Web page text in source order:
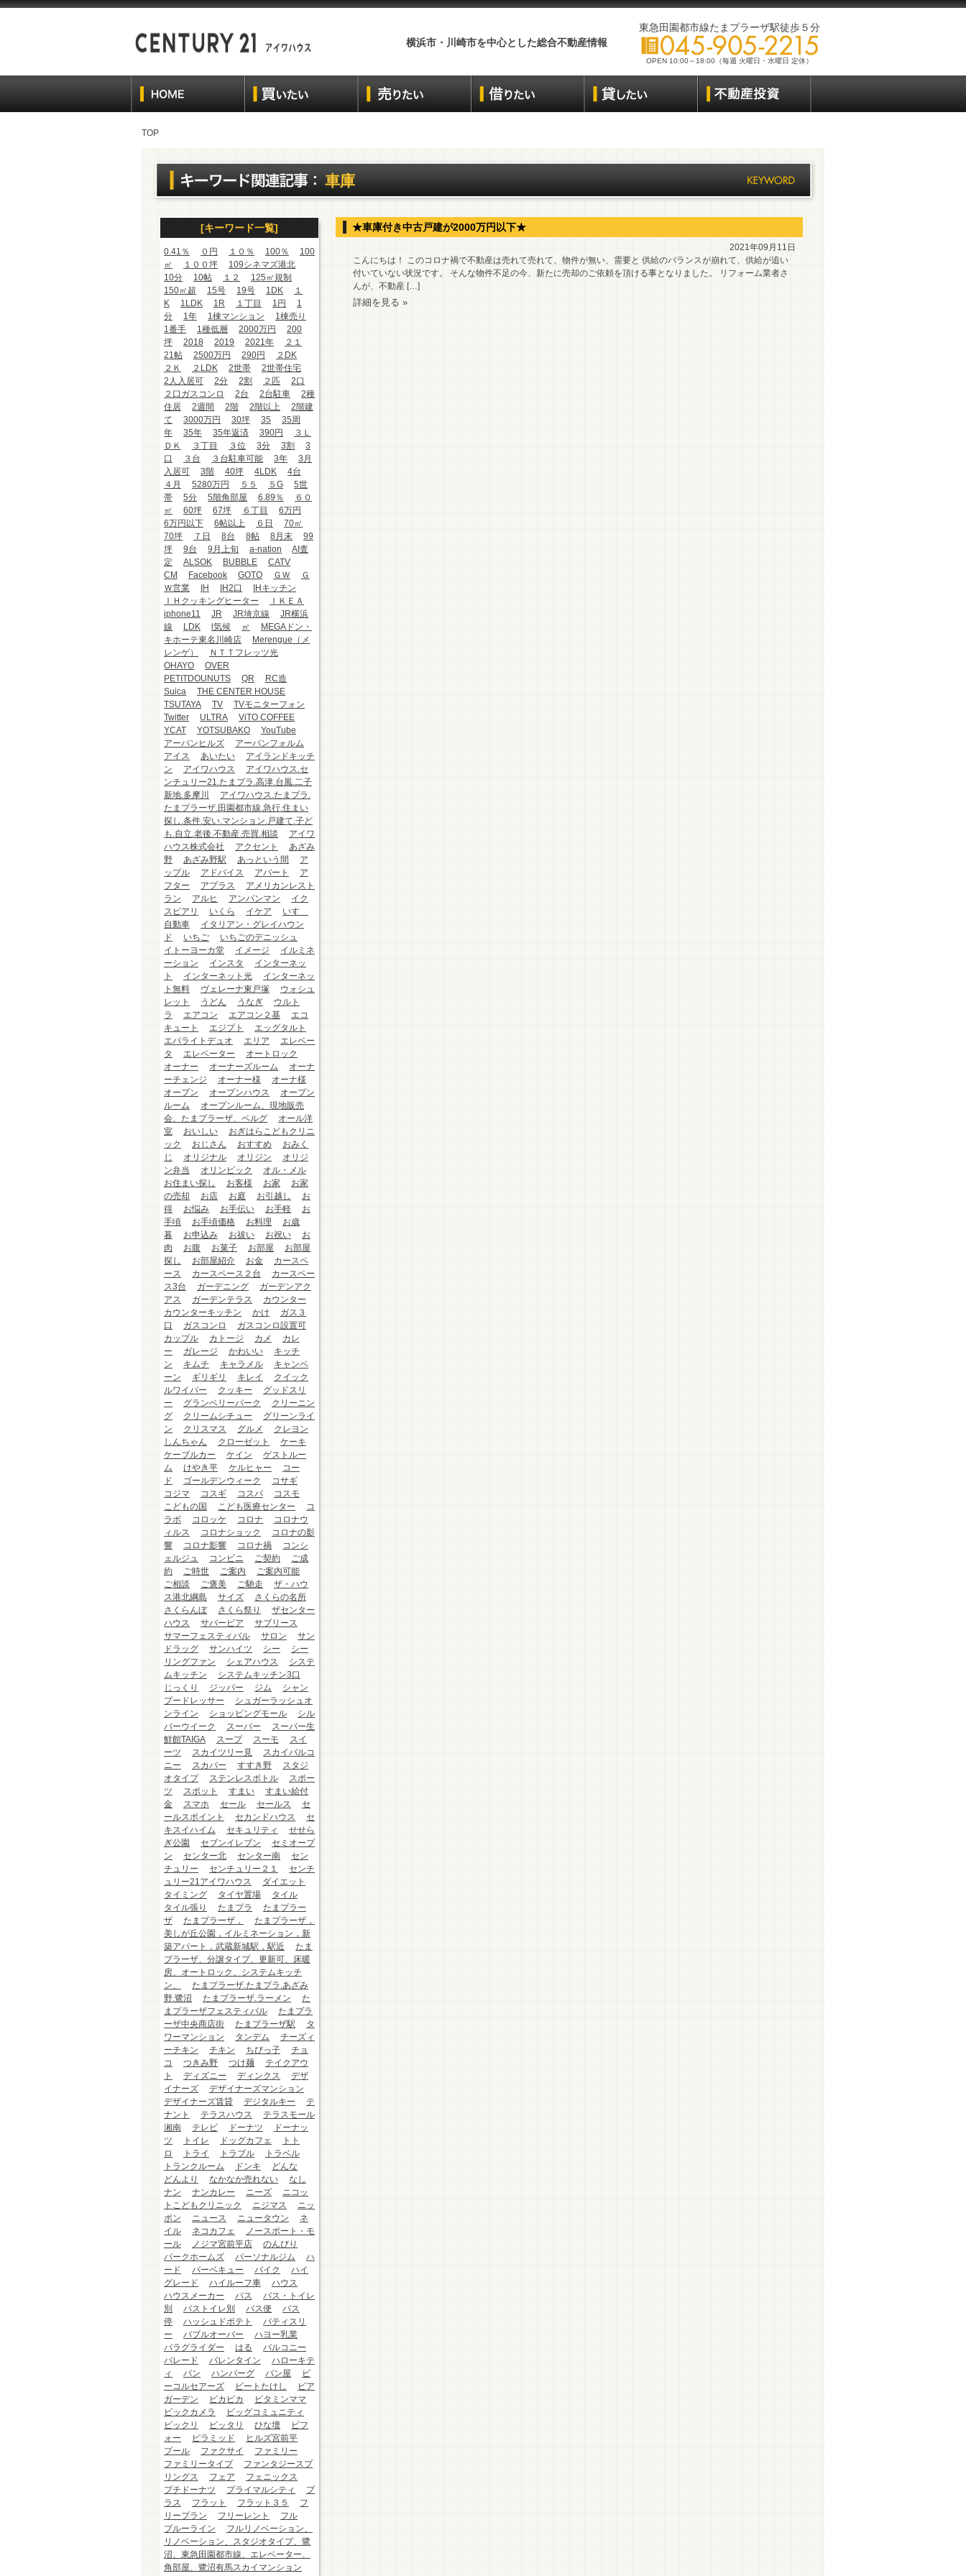
横浜市・川崎市を中心とした総合不動産情報
東急田園都市線たまプラーザ駅徒歩５分
OPEN 10:00～18:00（毎週 火曜日・水曜日 定休）
TOP
車庫
[キーワード一覧]
0.41％ ０円 １０％ 100％
100
㎡
１００坪
109シネマズ港北
10分
10帖 １２
125㎡規制
150㎡超
15号 19号 1DK
１
K
1LDK 1R １丁目 1円
1
分
1年 1棟マンション
1棟売り
1番手
1種低層 2000万円
200
坪
2018 2019 2021年
２１
21帖
2500万円 290円
２DK
２Ｋ
２LDK 2世帯
2世帯住宅
2人入居可
2分 2割 ２匹
2口
２口ガスコンロ
2台 2台駐車
2種
住居
2週間 2階 2階以上
2階建
て
3000万円 30坪 35
35周
年
35年 35年返済 390円
３Ｌ
ＤＫ
３丁目 ３位 3分 3割
3
口
３台 ３台駐車可能 3年
3月
入居可
3階 40坪 4LDK
4台
４月
5280万円 ５５ ５G
5世
帯
5分 5階角部屋 6.89％
６０
㎡
60坪 67坪 ６丁目
6万円
6万円以下
6帖以上 ６日
70㎡
70坪
７日 8台 8帖 8月末
99
坪
9台 9月上旬 a-nation
AI査
定
ALSOK BUBBLE
CATV
CM
Facebook GOTO ＧＷ
Ｇ
Ｗ営業
IH IH2口
IHキッチン
ＩＨクッキングヒーター
ＩＫＥＡ
iphone11
JR JR埼京線
JR横浜
線
LDK l気候 ㎡
MEGAドン・
キホーテ東名川崎店
Merengue（メ
レンゲ）
ＮＴＴフレッツ光
OHAYO
OVER
PETITDOUNUTS
QR
RC造
Suica
THE CENTER HOUSE
TSUTAYA
TV
TVモニターフォン
Twitter
ULTRA
ViTO COFFEE
YCAT
YOTSUBAKO
YouTube
アーバンヒルズ
アーバンフォルム
アイス
あいたい
アイランドキッチ
ン
アイワハウス
アイワハウス.セ
ンチュリー21.たまプラ.高津.台風.二子
新地.多摩川
アイワハウス.たまプラ.
たまプラーザ.田園都市線.急行.住まい
探し.条件.安い.マンション.戸建て.子ど
も.自立.老後.不動産.売買.相談
アイワ
ハウス株式会社
アクセント
あざみ
野
あざみ野駅 あっという間
ア
ップル
アドバイス アパート
ア
フター
アプラス
アメリカンレスト
ラン
アルヒ アンパンマン
イク
スピアリ
いくら イケア
いすゞ
自動車
イタリアン・グレイハウン
ド
いちご
いちごのデニッシュ
イトーヨーカ堂
イメージ
イルミネ
ーション
インスタ
インターネッ
ト
インターネット光
インターネッ
ト無料
ヴェレーナ東戸塚
ウォシュ
レット
うどん うなぎ
ウルト
ラ
エアコン エアコン２基
エコ
キュート
エジプト
エッグタルト
エバライトデュオ
エリア
エレベー
タ
エレベーター
オートロック
オーナー
オーナーズルーム
オーナ
ーチェンジ
オーナー様
オーナ様
オープン
オープンハウス
オープン
ルーム
オープンルーム、現地販売
会、たまプラーザ、ベルグ
オール洋
室
おいしい
おぎはらこどもクリニ
ック
おじさん おすすめ
おみく
じ
オリジナル オリジン
オリジ
ン弁当
オリンピック
オル・メル
お住まい探し
お客様 お家
お家
の売却
お店 お庭 お引越し
お
得
お悩み お手伝い お手軽
お
手頃
お手頃価格 お料理
お歳
暮
お申込み お祓い お祝い
お
肉
お腹 お菓子 お部屋
お部屋
探し
お部屋紹介 お金
カースペ
ース
カースペース２台
カースペー
ス3台
ガーデニング
ガーデンアク
アス
ガーデンテラス
カウンター
カウンターキッチン
かけ
ガス３
口
ガスコンロ
ガスコンロ設置可
カップル
カトージ カメ
カレ
ー
ガレージ かわいい
キッチ
ン
キムチ キャラメル
キャンペ
ーン
ギリギリ キレイ
クイック
ルワイパー
クッキー
グッドスリ
ー
グランベリーパーク
クリーニン
グ
クリームシチュー
グリーンライ
ン
クリスマス グルメ
クレヨン
しんちゃん
クローゼット
ケーキ
ケーブルカー
ケイン
ゲストルー
ム
けやき平 ケルヒャー
コー
ド
ゴールデンウィーク
コサギ
コジマ
コスギ コスパ
コスモ
こどもの国
こども医療センター
コ
ラボ
コロッケ コロナ
コロナウ
ィルス
コロナショック
コロナの影
響
コロナ影響 コロナ禍
コンシ
ェルジュ
コンビニ ご契約
ご成
約
ご時世 ご案内
ご案内可能
ご相談
ご褒美 ご馳走
ザ・ハウ
ス港北綱島
サイズ
さくらの名所
さくらんぼ
さくら祭り
ザセンター
ハウス
サバービア
サブリース
サマーフェスティバル
サロン
サン
ドラッグ
サンハイツ シー
シー
リングファン
シェアハウス
システ
ムキッチン
システムキッチン3口
じっくり
ジッパー ジム
シャン
プードレッサー
シュガーラッシュオ
ンライン
ショッピングモール
シル
バーウイーク
スーパー
スーパー生
鮮館TAIGA
スープ スーモ
スイ
ーツ
スカイツリー見
スカイバルコ
ニー
スカパー すすき野
スタジ
オタイプ
ステンレスボトル
スポー
ツ
スポット すまい
すまい給付
金
スマホ セール セールス
セ
ールスポイント
セカンドハウス
セ
キスイハイム
セキュリティ
せせら
ぎ公園
セブンイレブン
セミオープ
ン
センター北 センター南
セン
チュリー
センチュリー２１
センチ
ュリー21アイワハウス
ダイエット
タイミング
タイヤ置場
タイル
タイル張り
たまプラ
たまプラー
ザ
たまプラーザ，
たまプラーザ，
美しが丘公園，イルミネーション，新
築アパート，武蔵新城駅，駅近
たま
プラーザ、分譲タイプ、更新可、床暖
房、オートロック、システムキッチ
ン、
たまプラーザ.たまプラ.あざみ
野.鷺沼
たまプラーザ.ラーメン
た
まプラーザフェスティバル
たまプラ
ーザ中央商店街
たまプラーザ駅
タ
ワーマンション
タンデム
チーズィ
ーチキン
チキン ちびっ子
チョ
コ
つきみ野 つけ麺
テイクアウ
ト
ディズニー ディンクス
デザ
イナーズ
デザイナーズマンション
デザイナーズ賃貸
デジタルキー
テ
ナント
テラスハウス
テラスモール
湘南
テレビ ドーナツ
ドーナッ
ツ
トイレ ドッグカフェ
トト
ロ
トライ トラブル
トラベル
トランクルーム
ドンキ
どんな
どんより
なかなか売れない
なし
ナン
ナンカレー ニーズ
ニコッ
トこどもクリニック
ニジマス
ニッ
ポン
ニュース ニュータウン
ネ
イル
ネコカフェ
ノースポート・モ
ール
ノジマ宮前平店
のんびり
パークホームズ
パーソナルジム
ハ
ード
バーベキュー バイク
ハイ
グレード
ハイルーフ車
ハウス
ハウスメーカー
バス
バス・トイレ
別
バストイレ別 バス便
バス
停
ハッシュドポテト
パティスリ
ー
バブルオーバー
ハヨー乳業
パラグライダー
はる
バルコニー
パレード
バレンタイン
ハローキテ
ィ
パン ハンバーグ パン屋
ビ
ーコルセアーズ
ビートたけし
ビア
ガーデン
ピカピカ
ビタミンママ
ビックカメラ
ビッグコミュニティ
ビックリ
ピッタリ ひな壇
ビフ
ォー
ピラミッド
ヒルズ宮前平
プール
ファクサイ
ファミリー
ファミリータイプ
ファンタジースプ
リングス
フェア
フェニックス
プチドーナツ
プライマルシティ
プ
ラス
フラット フラット３５
フ
リープラン
フリーレント
フル
ブルーライン
フルリノベーション、
リノベーション、スタジオタイプ、鷺
沼、東急田園都市線、エレベーター、
角部屋、鷺沼有馬スカイマンション
★車庫付き中古戸建が2000万円以下★
2021年09月11日
こんにちは！ このコロナ禍で不動産は売れて売れて、物件が無い、需要と 供給のバランスが崩れて、供給が追い
付いていない状況です。 そんな物件不足の今、新たに売却のご依頼を頂ける事となりました。 リフォーム業者さ
んが、不動産 […]
詳細を見る »